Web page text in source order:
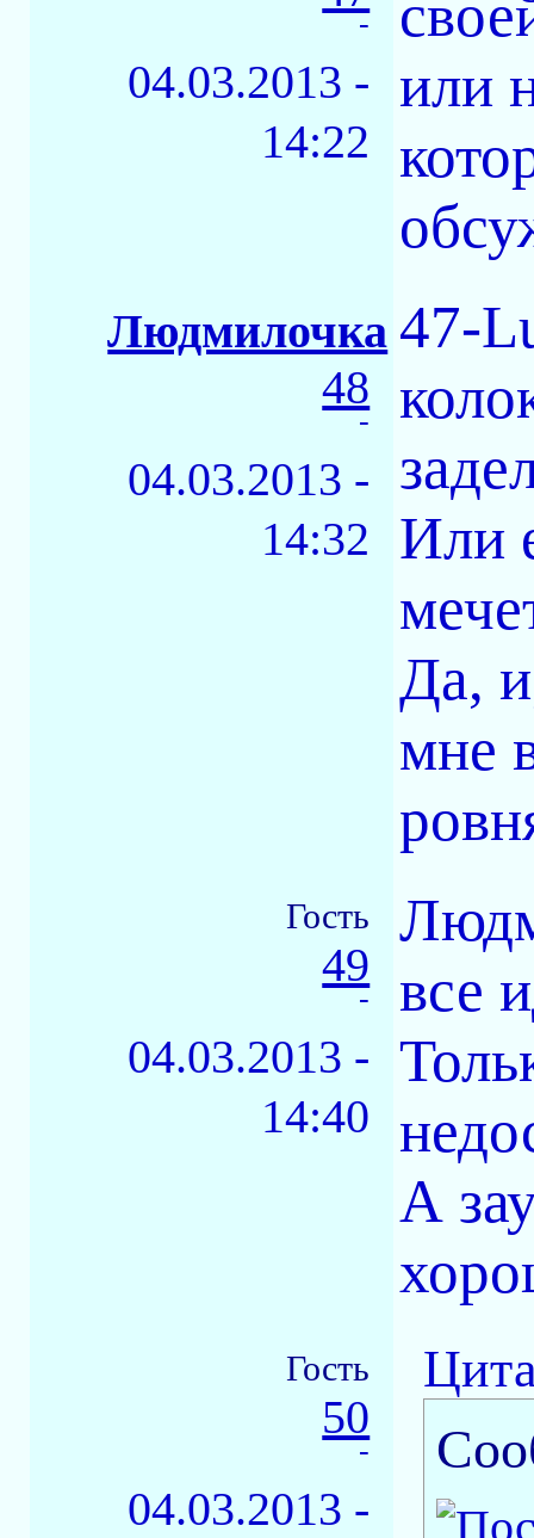
-
04.03.2013 -
14:22
или
Людмилочка
48
-
04.03.2013 -
14:32
47-
Или
Да,
мне
Гость
49
-
04.03.2013 -
14:40
все
А
Гость
50
-
04.03.2013 -